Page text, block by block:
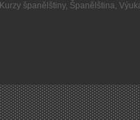
Kurzy španělštiny, Španělština,